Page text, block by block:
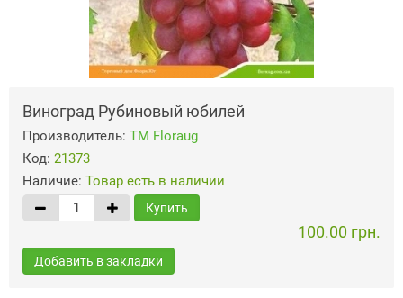
Виноград Рубиновый юбилей
Производитель: ТМ Floraug
Код: 21373
Наличие: Товар есть в наличии
Купить
100.00 грн.
Добавить в закладки